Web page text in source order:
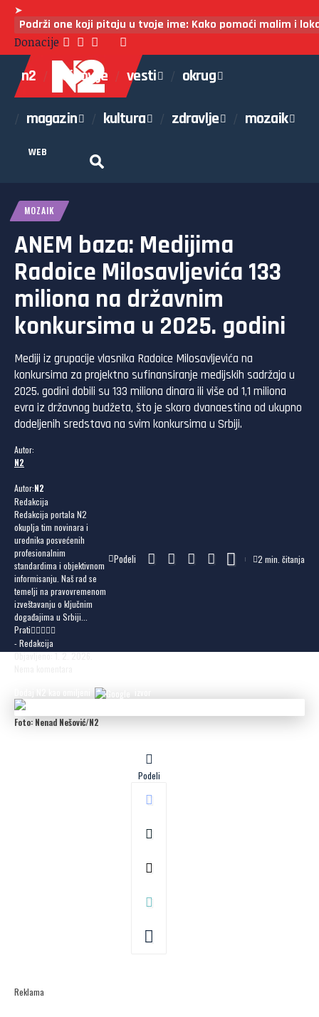
➤
Podrži one koji pitaju u tvoje ime: Kako pomoći malim i
Donacije
n2 najnovije vesti okrug
magazin kultura zdravlje mozaik
WEB
MOZAIK
ANEM baza: Medijima
Radoice Milosavljevića 133
miliona na državnim
konkursima u 2025. godini
Mediji iz grupacije vlasnika Radoice Milosavljevića na
konkursima za projektno sufinansiranje medijskih sadržaja u
2025. godini dobili su 133 miliona dinara ili više od 1,1 miliona
evra iz državnog budžeta, što je skoro dvanaestina od ukupno
dodeljenih sredstava na svim konkursima u Srbiji.
Autor:
N2
Autor:N2
Redakcija
Redakcija portala N2
okuplja tim novinara i
urednika posvećenih
profesionalnim
standardima i objektivnom
informisanju. Naš rad se
temelji na pravovremenom
izveštavanju o ključnim
događajima u Srbiji...
Prati
- Redakcija
Objavljeno: 1. 2. 2026.
Podeli 2 min. čitanja
Foto: Nenad Nešović/N2
Podeli
Reklama